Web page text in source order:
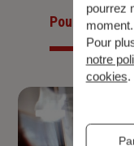
Pour les
pourrez
moment.
Pour
notre
cookies.